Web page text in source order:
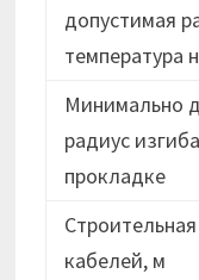
допустимая
температура
Минимально
радиус
прокладке
кабелей, м